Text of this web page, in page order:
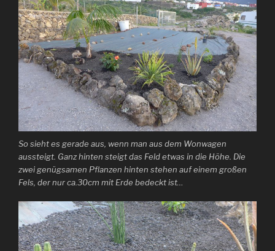
So sieht es gerade aus, wenn man aus dem Wonwagen
aussteigt. Ganz hinten steigt das Feld etwas in die Höhe. Die
zwei genügsamen Pflanzen hinten stehen auf einem großen
Fels, der nur ca.30cm mit Erde bedeckt ist…